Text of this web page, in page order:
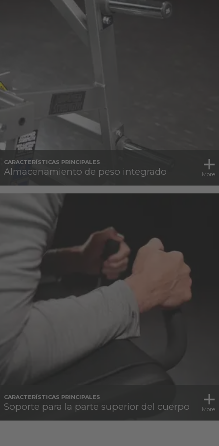
CARACTERÍSTICAS PRINCIPALES
Almacenamiento de peso integrado More
CARACTERÍSTICAS PRINCIPALES
Soporte para la parte superior del cuerpo More